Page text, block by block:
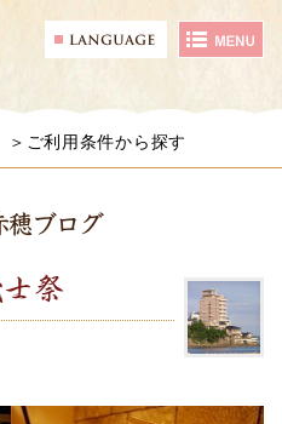
ご利用条件から探す
穂ブログ
祭